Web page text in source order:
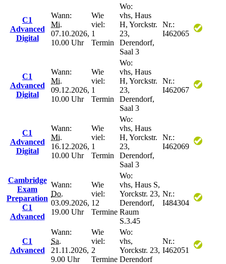
C1
Advanced
Digital
Wann:
Mi.
07.10.2026,
10.00 Uhr
Wie
viel:
1
Termin
Wo:
vhs, Haus
H, Yorckstr.
23,
Derendorf,
Saal 3
Nr.:
I462065
C1
Advanced
Digital
Wann:
Mi.
09.12.2026,
10.00 Uhr
Wie
viel:
1
Termin
Wo:
vhs, Haus
H, Yorckstr.
23,
Derendorf,
Saal 3
Nr.:
I462067
C1
Advanced
Digital
Wann:
Mi.
16.12.2026,
10.00 Uhr
Wie
viel:
1
Termin
Wo:
vhs, Haus
H, Yorckstr.
23,
Derendorf,
Saal 3
Nr.:
I462069
Cambridge
Exam
Preparation
C1
Advanced
Wann:
Do.
03.09.2026,
19.00 Uhr
Wie
viel:
12
Termine
Wo:
vhs, Haus S,
Yorckstr. 23,
Derendorf,
Raum
S.3.45
Nr.:
I484304
C1
Advanced
Wann:
Sa.
21.11.2026,
9.00 Uhr
Wie
viel:
2
Termine
Wo:
vhs,
Yorckstr. 23,
Derendorf
Nr.:
I462051